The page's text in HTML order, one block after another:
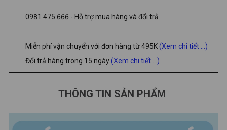
0981 475 666 - Hỗ trợ mua hàng và đổi trả
Miễn phí vận chuyển với đơn hàng từ 495K(Xem chi tiết ...)
Đổi trả hàng trong 15 ngày(Xem chi tiết ...)
THÔNG TIN SẢN PHẨM